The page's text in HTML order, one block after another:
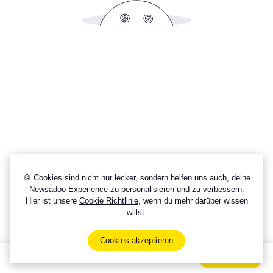
🍪 Cookies sind nicht nur lecker, sondern helfen uns auch, deine
Newsadoo-Experience zu personalisieren und zu verbessern.
Hier ist unsere Cookie Richtlinie, wenn du mehr darüber wissen
willst.
Cookies akzeptieren